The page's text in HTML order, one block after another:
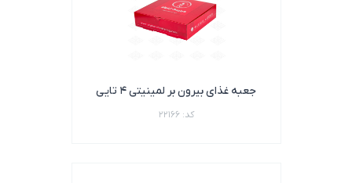
جعبه غذای بیرون بر لمینیتی 4 تایی
کد: 22166